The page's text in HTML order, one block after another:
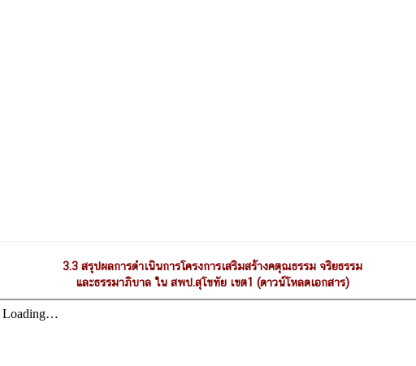
3.3 สรุปผลการดำเนินการโครงการเสริมสร้างคตุณธรรม จริยธรรม
และธรรมาภิบาล ใน สพป.สุโขทัย เขต1 (ดาวน์โหลดเอกสาร)